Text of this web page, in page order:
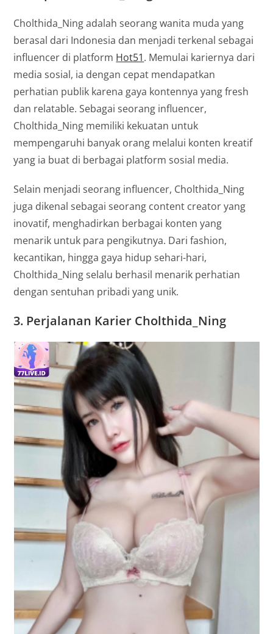
Cholthida_Ning adalah seorang wanita muda yang
berasal dari Indonesia dan menjadi terkenal sebagai
influencer di platform Hot51. Memulai kariernya dari
media sosial, ia dengan cepat mendapatkan
perhatian publik karena gaya kontennya yang fresh
dan relatable. Sebagai seorang influencer,
Cholthida_Ning memiliki kekuatan untuk
mempengaruhi banyak orang melalui konten kreatif
yang ia buat di berbagai platform sosial media.
Selain menjadi seorang influencer, Cholthida_Ning
juga dikenal sebagai seorang content creator yang
inovatif, menghadirkan berbagai konten yang
menarik untuk para pengikutnya. Dari fashion,
kecantikan, hingga gaya hidup sehari-hari,
Cholthida_Ning selalu berhasil menarik perhatian
dengan sentuhan pribadi yang unik.
3. Perjalanan Karier Cholthida_Ning